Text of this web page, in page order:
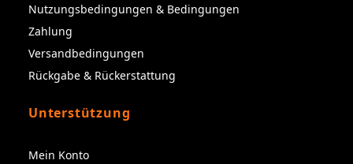
Nutzungsbedingungen & Bedingungen
Zahlung
Versandbedingungen
Rückgabe & Rückerstattung
Unterstützung
Mein Konto